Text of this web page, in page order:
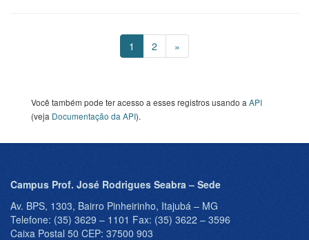
1 2 »
Você também pode ter acesso a esses registros usando a API
(veja Documentação da API).
Campus Prof. José Rodrigues Seabra – Sede
Av. BPS, 1303, Bairro Pinheirinho, Itajubá – MG
Telefone: (35) 3629 – 1101 Fax: (35) 3622 – 3596
Caixa Postal 50 CEP: 37500 903